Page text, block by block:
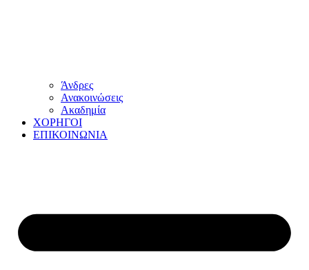
Άνδρες
Ανακοινώσεις
Ακαδημία
ΧΟΡΗΓΟΙ
ΕΠΙΚΟΙΝΩΝΙΑ